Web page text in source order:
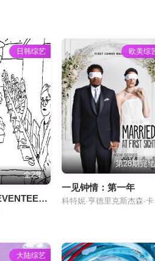
日韩综艺
全2集
沟通之神·SEVENTEEN篇
欧美综
第28期完结
一见钟情：第一年
大陆综艺